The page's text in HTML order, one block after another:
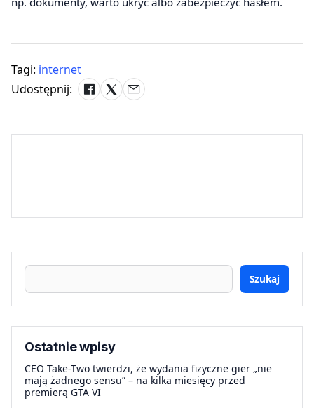
Tagi: internet
Udostępnij:
Szukaj
Ostatnie wpisy
CEO Take-Two twierdzi, że wydania fizyczne gier „nie
mają żadnego sensu” – na kilka miesięcy przed
premierą GTA VI